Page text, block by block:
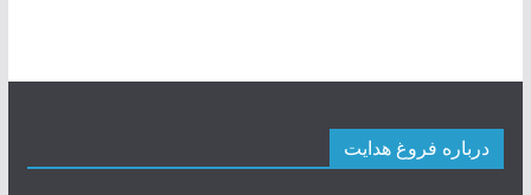
درباره فروغ هدایت